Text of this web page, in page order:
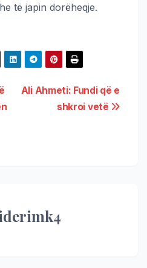
të japin dorëheqje.
Ali Ahmeti: Fundi që e
shkroi vetë